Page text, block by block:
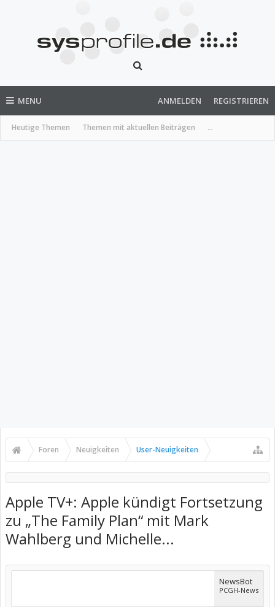
MENU
Heutige Themen Themen mit aktuellen Beiträgen ...
ANMELDEN REGISTRIEREN
Foren Neuigkeiten User-Neuigkeiten
Apple TV+: Apple kündigt Fortsetzung
zu „The Family Plan“ mit Mark
Wahlberg und Michelle...
NewsBot
PCGH-News